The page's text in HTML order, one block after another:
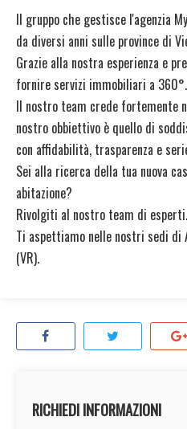
Il gruppo che gestisce l'agenzia
da diversi anni sulle province di
Grazie alla nostra esperienza e
fornire servizi immobiliari a 360°.
Il nostro team crede fortemente
nostro obbiettivo è quello di
con affidabilità, trasparenza e
Sei alla ricerca della tua nuova
abitazione?
Rivolgiti al nostro team di esperti.
Ti aspettiamo nelle nostri sedi di
(VR).
RICHIEDI INFORMAZIONI